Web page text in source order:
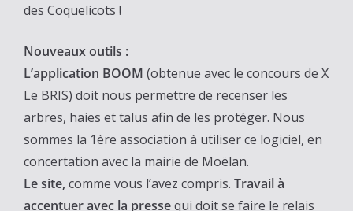
des Coquelicots !
Nouveaux outils :
L’application BOOM (obtenue avec le concours de X
Le BRIS) doit nous permettre de recenser les
arbres, haies et talus afin de les protéger. Nous
sommes la 1ère association à utiliser ce logiciel, en
concertation avec la mairie de Moëlan.
Le site,comme vous l’avez compris. Travail à
accentuer avec la pressequi doit se faire le relais